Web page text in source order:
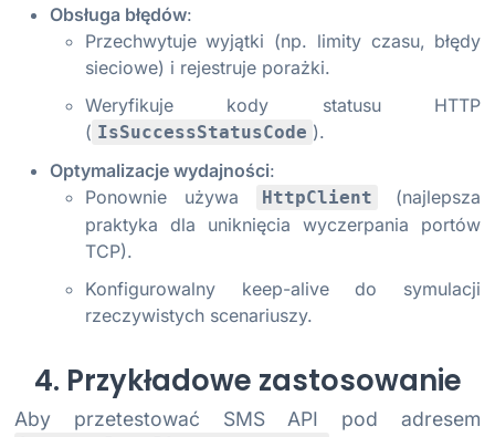
Obsługa błędów:
Przechwytuje wyjątki (np. limity czasu, błędy
sieciowe) i rejestruje porażki.
Weryfikuje kody statusu HTTP
( IsSuccessStatusCode ).
Optymalizacje wydajności:
Ponownie używa
HttpClient
(najlepsza
praktyka dla uniknięcia wyczerpania portów
TCP).
Konfigurowalny keep-alive do symulacji
rzeczywistych scenariuszy.
4. Przykładowe zastosowanie
Aby przetestować SMS API pod adresem